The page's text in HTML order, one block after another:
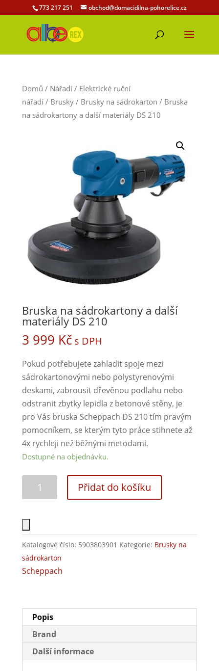
773 217 251 obchod@domacidilna-pohorelice.cz
Domů / Nářadí/ Elektrické ruční
nářadí/ Brusky/ Brusky na sádrokarton / Bruska
na sádrokartony a další materiály DS 210
Bruska na sádrokartony a další
materiály DS 210
3 999 Kč s DPH
Pokud potřebujete zahladit spoje mezi
sádrokartonovými nebo polystyrenovými
deskami, zabrousit dřevěnou podlahu nebo
odstranit zbytky lepidla z betonové stěny, je
pro Vás bruska Scheppach DS 210 tím pravým
pomocníkem, se kterým tyto práce stihnete až
4x rychleji než běžnými metodami.
Dostupné na objednávku.
Přidat do košíku
Katalogové číslo: 5903803901 Kategorie: Brusky na
sádrokarton
Scheppach
Popis
Brand
Další informace